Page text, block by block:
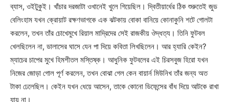
ব্যাস, ওইটুকুই। খাঁচার দরজাটা ওখানেই খুলে গিয়েছিল। দ্বিতীয়ার্ধের ঠিক শুরুতেই জুড
বেলিংহাম যখন ক্রোয়াট রক্ষণভাগকে এক ঝটকায় বোকা বানিয়ে কোনাকুনি শটে গোলটা
করলেন, তখন তাঁর চোখেমুখে রিয়াল মাদ্রিদের সেই রাজকীয় ঔদ্ধত্য। তিনি ফুটবল
খেলছিলেন না, ডালাসের ঘাসে যেন পা দিয়ে কবিতা লিখছিলেন। আর হ্যারি কেইন?
ম্যাচের চাপের মুখে হিমশীতল মস্তিষ্ক। আধুনিক ফুটবলের এই চিরসবুজ হিরো যখন
নিজের জোড়া গোল পূর্ণ করলেন, তখন বোঝা গেল কেন বায়ার্ন মিউনিখ তাঁর জন্য অত
টাকা ঢেলেছিল। কেইন যখন ধেয়ে আসেন, তাকে কোনো ডিফেন্সের বাঁধ দিয়ে আটকে রাখা
যায় না।